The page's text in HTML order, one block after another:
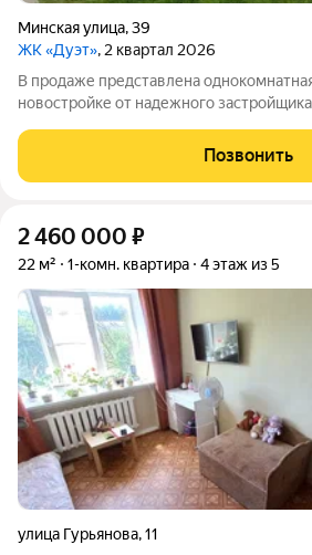
Минская улица,39
ЖК «Дуэт», 2 квартал 2026
В продаже представлена
новостройке от надежного
квадратных метров.комната-17кв.м.
застеклена. Отделка(входная
Позвонить
2 460 000 ₽
22 м² 1-комн. квартира 4 этаж из 5
улица Гурьянова,11